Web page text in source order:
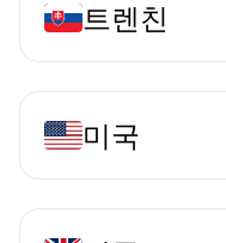
트렌친
미국